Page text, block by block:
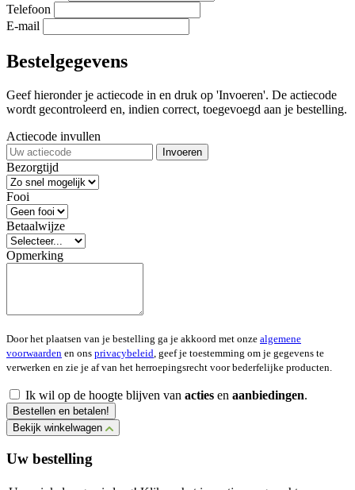
Telefoon
E-mail
Bestelgegevens
Geef hieronder je actiecode in en druk op 'Invoeren'. De actiecode
wordt gecontroleerd en, indien correct, toegevoegd aan je bestelling.
Actiecode invullen
Invoeren
Bezorgtijd
Fooi
Betaalwijze
Opmerking
Door het plaatsen van je bestelling ga je akkoord met onze algemene
voorwaarden en ons privacybeleid , geef je toestemming om je gegevens te
verwerken en zie je af van het herroepingsrecht voor bederfelijke producten.
Ik wil op de hoogte blijven van acties en aanbiedingen.
Bestellen en betalen!
Bekijk winkelwagen
Uw bestelling